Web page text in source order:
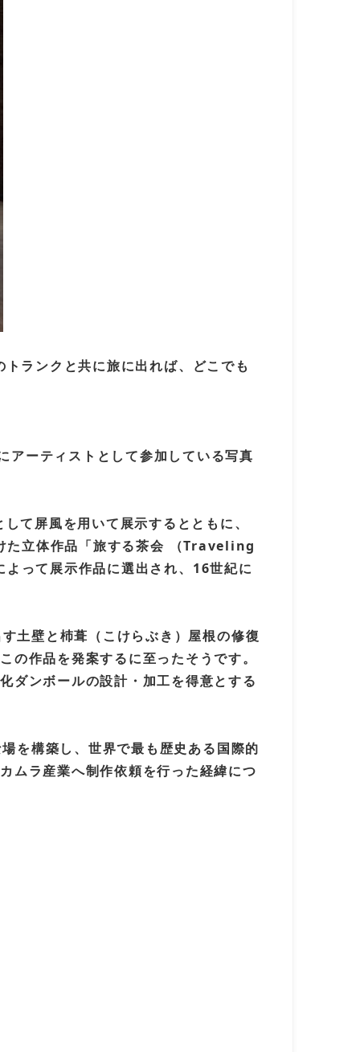
ランクと共に旅に出れば、どこでも
ティストとして参加している写真
て屏風を用いて展示するとともに、
た立体作品「旅する茶会 （Traveling
って展示作品に選出され、16世紀に
土壁と杮葺（こけらぶき）屋根の修復
作品を発案するに⾄ったそうです。
ダンボールの設計・加工を得意とする
を構築し、世界で最も歴史ある国際的
ムラ産業へ制作依頼を行った経緯につ